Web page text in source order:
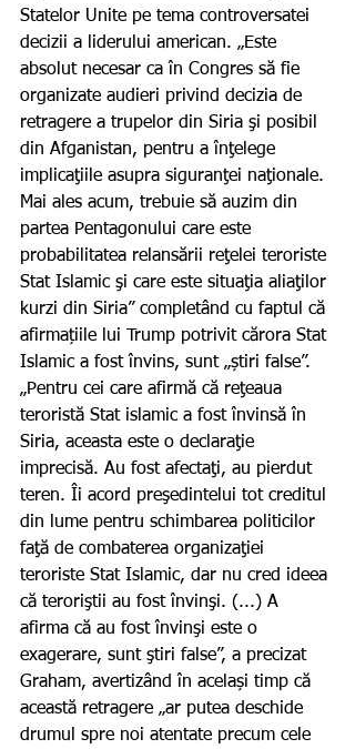
Statelor Unite pe tema controversatei
decizii a liderului american. „Este
absolut necesar ca în Congres să fie
organizate audieri privind decizia de
retragere a trupelor din Siria şi posibil
din Afganistan, pentru a înţelege
implicaţiile asupra siguranţei naţionale.
Mai ales acum, trebuie să auzim din
partea Pentagonului care este
probabilitatea relansării reţelei teroriste
Stat Islamic şi care este situaţia aliaţilor
kurzi din Siria” completând cu faptul că
afirmațiile lui Trump potrivit cărora Stat
Islamic a fost învins, sunt „știri false”.
„Pentru cei care afirmă că reţeaua
teroristă Stat islamic a fost învinsă în
Siria, aceasta este o declaraţie
imprecisă. Au fost afectaţi, au pierdut
teren. Îi acord preşedintelui tot creditul
din lume pentru schimbarea politicilor
faţă de combaterea organizaţiei
teroriste Stat Islamic, dar nu cred ideea
că teroriştii au fost învinşi. (...) A
afirma că au fost învinşi este o
exagerare, sunt ştiri false”, a precizat
Graham, avertizând în același timp că
această retragere „ar putea deschide
drumul spre noi atentate precum cele